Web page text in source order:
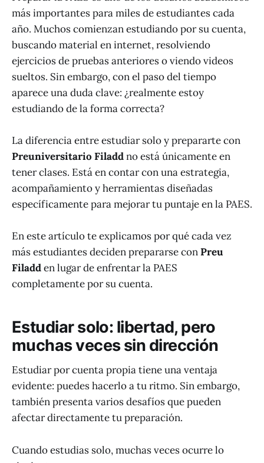
más importantes para miles de estudiantes cada
año. Muchos comienzan estudiando por su cuenta,
buscando material en internet, resolviendo
ejercicios de pruebas anteriores o viendo videos
sueltos. Sin embargo, con el paso del tiempo
aparece una duda clave: ¿realmente estoy
estudiando de la forma correcta?
La diferencia entre estudiar solo y prepararte con
Preuniversitario Filaddno está únicamente en
tener clases. Está en contar con una estrategia,
acompañamiento y herramientas diseñadas
específicamente para mejorar tu puntaje en la PAES.
En este artículo te explicamos por qué cada vez
más estudiantes deciden prepararse conPreu
Filadden lugar de enfrentar la PAES
completamente por su cuenta.
Estudiar solo: libertad, pero
muchas veces sin dirección
Estudiar por cuenta propia tiene una ventaja
evidente: puedes hacerlo a tu ritmo. Sin embargo,
también presenta varios desafíos que pueden
afectar directamente tu preparación.
Cuando estudias solo, muchas veces ocurre lo